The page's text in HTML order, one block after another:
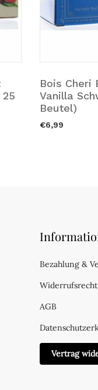
Bois Cheri
Vanilla
Beutel)
Zum
€6,99
Bezahlung &
Widerrufsrecht
AGB
Vertrag